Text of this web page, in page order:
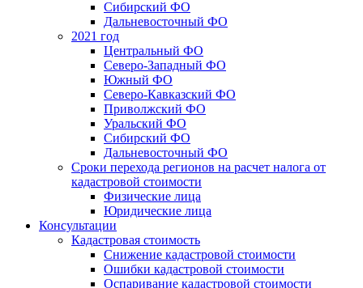
Сибирский ФО
Дальневосточный ФО
2021 год
Центральный ФО
Северо-Западный ФО
Южный ФО
Северо-Кавказский ФО
Приволжский ФО
Уральский ФО
Сибирский ФО
Дальневосточный ФО
Сроки перехода регионов на расчет налога от
кадастровой стоимости
Физические лица
Юридические лица
Консультации
Кадастровая стоимость
Снижение кадастровой стоимости
Ошибки кадастровой стоимости
Оспаривание кадастровой стоимости